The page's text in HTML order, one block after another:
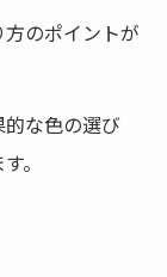
のポイントが
な色の選び
。